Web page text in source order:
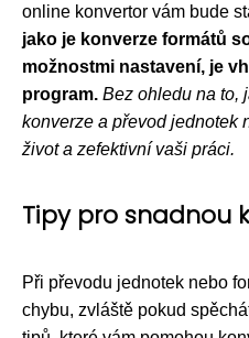
online konvertor vám bude
jako je konverze formátů
možnostmi nastavení, je
program. Bez ohledu na to,
konverze a převod jednotek
život a zefektivní vaši práci.
Tipy pro snadnou
Při převodu jednotek nebo
chybu, zvláště pokud